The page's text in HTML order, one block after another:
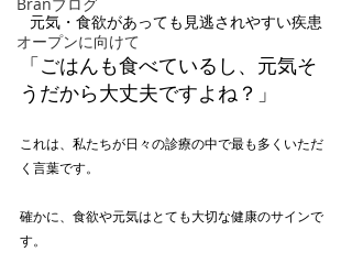
オープンに向けて
元気・食欲があっても見逃されやすい疾患
「ごはんも食べているし、元気そ
うだから大丈夫ですよね？」
これは、私たちが日々の診療の中で最も多くいただ
く言葉です。
確かに、食欲や元気はとても大切な健康のサインで
す。